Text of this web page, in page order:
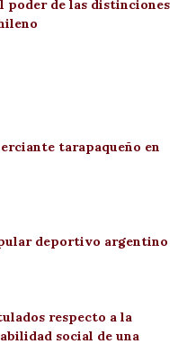
poder de las distinciones
tarapaqueño en
deportivo argentino
respecto a la
social de una